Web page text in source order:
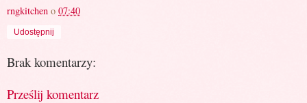
rngkitchen o 07:40
Udostępnij
Brak komentarzy:
Prześlij komentarz